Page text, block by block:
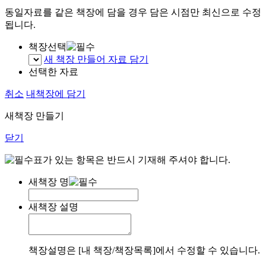
동일자료를 같은 책장에 담을 경우 담은 시점만 최신으로 수정
됩니다.
책장선택
새 책장 만들어 자료 담기
선택한 자료
취소 내책장에 담기
새책장 만들기
닫기
표가 있는 항목은 반드시 기재해 주셔야 합니다.
새책장 명
새책장 설명
책장설명은 [내 책장/책장목록]에서 수정할 수 있습니다.